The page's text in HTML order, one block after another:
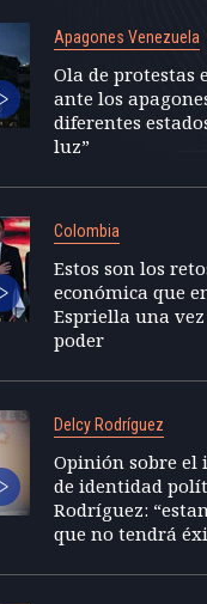
Apagones Venezuela
Ola de protestas
ante los
diferentes
luz”
Colombia
Estos son los
económica que
Espriella una
poder
Delcy Rodríguez
Opinión sobre el
de identidad
Rodríguez:
que no tendrá